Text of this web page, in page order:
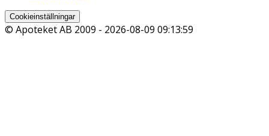
Cookieinställningar
© Apoteket AB 2009 - 2026-08-09 09:13:59